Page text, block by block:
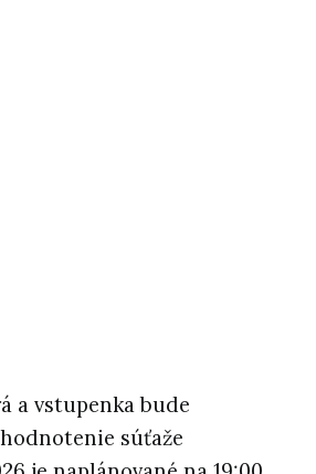
a vstupenka bude
súťaže